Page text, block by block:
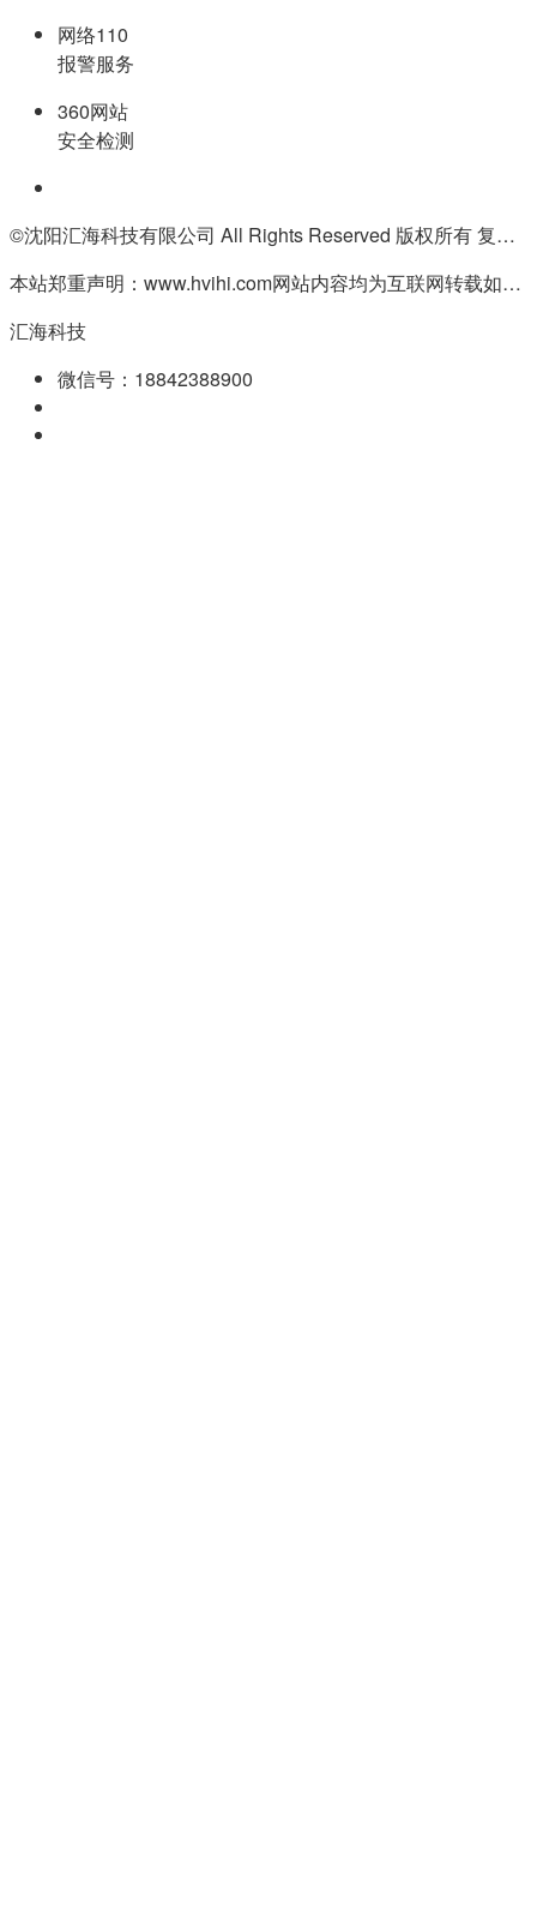
网络110
报警服务
360网站
安全检测
©沈阳汇海科技有限公司 All Rights Reserved 版权所有 复制必究
本站郑重声明：www.hvihi.com网站内容均为互联网转载如有侵权请联系QQ:55506560删除
汇海科技
微信号：18842388900